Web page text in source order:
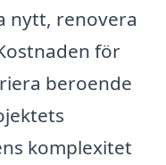
nytt, renovera
för
beroende
komplexitet